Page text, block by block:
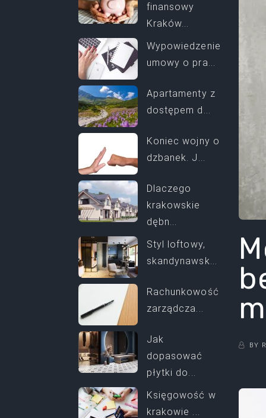
finansowy
Kraków...
Wypowiedzenie
umowy o pra...
Apartamenty z
dostępem d...
Koniec wojny o
dzbanek. J...
Dlaczego
krakowskie
dębn...
Styl loftowy,
skandynawsk...
Rachunkowość
zarządcza...
Jak
dopasować
płytki do...
Księgowość w
krakowie ...
BY